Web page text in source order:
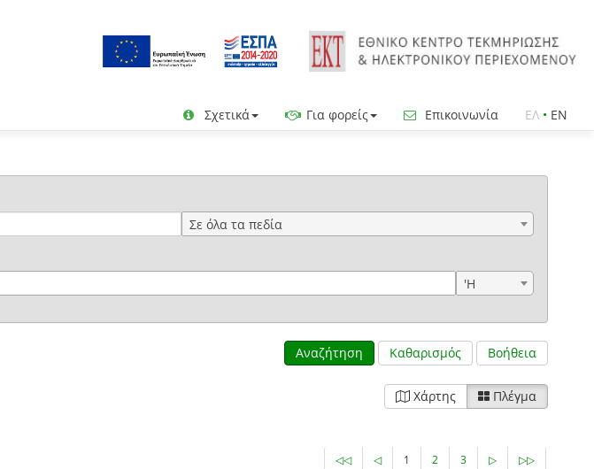
Σχετικά Για φορείς Επικοινωνία ΕΛ • EN
Σε όλα τα πεδία
'Η
Αναζήτηση Καθαρισμός Βοήθεια
Χάρτης Πλέγμα
◁◁ ◁ 1 2 3 ▷ ▷▷